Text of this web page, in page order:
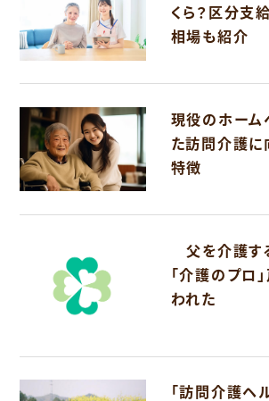
くら？区分支
相場も紹介
現役のホーム
た訪問介護に
特徴
父を介護
「介護のプロ
われた
「訪問介護ヘ